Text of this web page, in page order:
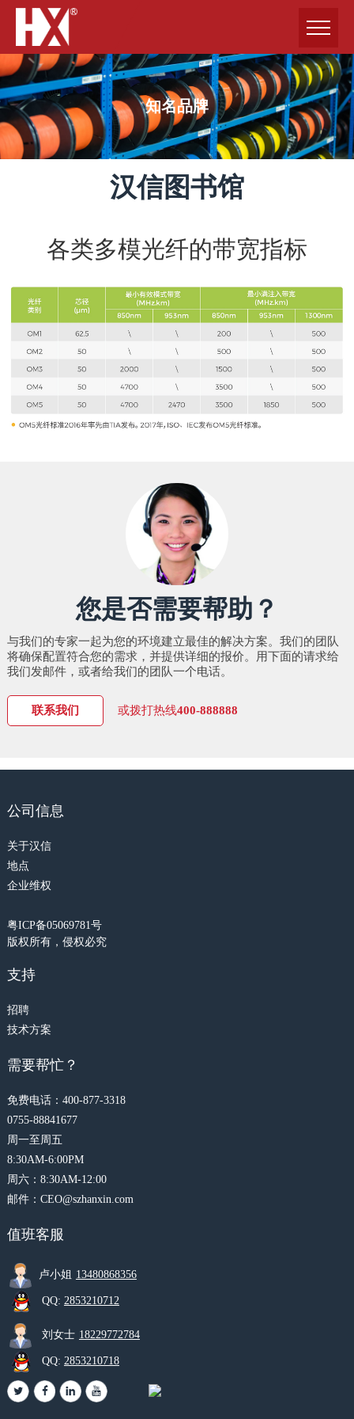
知名品牌
汉信图书馆
各类多模光纤的带宽指标
您是否需要帮助？
与我们的专家一起为您的环境建立最佳的解决方案。我们的团队
将确保配置符合您的需求，并提供详细的报价。用下面的请求给
我们发邮件，或者给我们的团队一个电话。
联系我们 或拨打热线400-888888
公司信息
关于汉信
地点
企业维权
粤ICP备05069781号
版权所有，侵权必究
支持
招聘
技术方案
需要帮忙？
免费电话：400-877-3318
0755-88841677
周一至周五
8:30AM-6:00PM
周六：8:30AM-12:00
邮件：CEO@szhanxin.com
值班客服
卢小姐 13480868356
QQ: 2853210712
刘女士 18229772784
QQ: 2853210718